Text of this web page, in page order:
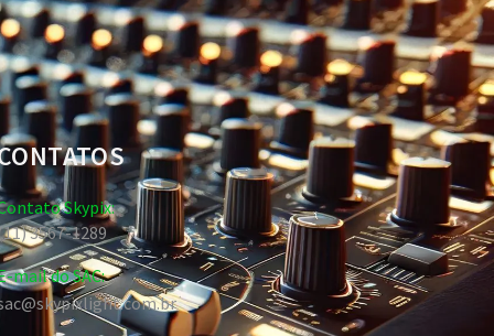
Skypix:
3567-1289
mail do SAC: